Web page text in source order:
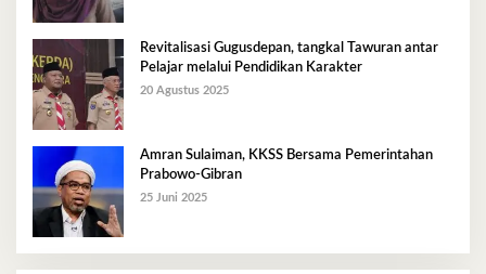
Revitalisasi Gugusdepan, tangkal Tawuran antar
Pelajar melalui Pendidikan Karakter
20 Agustus 2025
Amran Sulaiman, KKSS Bersama Pemerintahan
Prabowo-Gibran
25 Juni 2025